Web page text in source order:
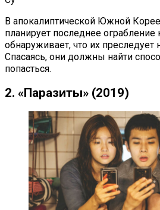
В апокалиптической Южной
планирует последнее ограбление
обнаруживает, что их преследует
Спасаясь, они должны найти
попасться.
2. «Паразиты» (2019)